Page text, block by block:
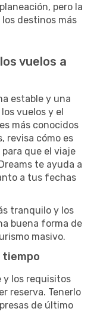
pero la
destinos más
vuelos a
estable y una
vuelos y el
más conocidos
revisa cómo es
que el viaje
te ayuda a
a tus fechas
tranquilo y los
buena forma de
masivo.
tiempo
y los requisitos
reserva. Tenerlo
de último